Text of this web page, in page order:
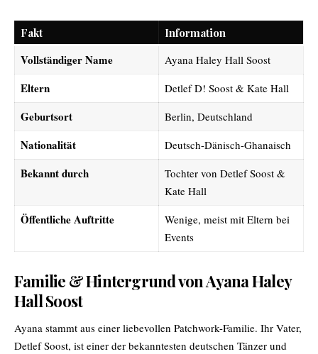
Fakt Information
Vollständiger Name Ayana Haley Hall Soost
Eltern Detlef D! Soost & Kate Hall
Geburtsort Berlin, Deutschland
Nationalität Deutsch-Dänisch-Ghanaisch
Bekannt durch
Tochter von Detlef Soost &
Kate Hall
Öffentliche Auftritte
Wenige, meist mit Eltern bei
Events
Familie & Hintergrund von Ayana Haley
Hall Soost
Ayana stammt aus einer liebevollen Patchwork-Familie. Ihr Vater,
Detlef Soost, ist einer der bekanntesten deutschen Tänzer und